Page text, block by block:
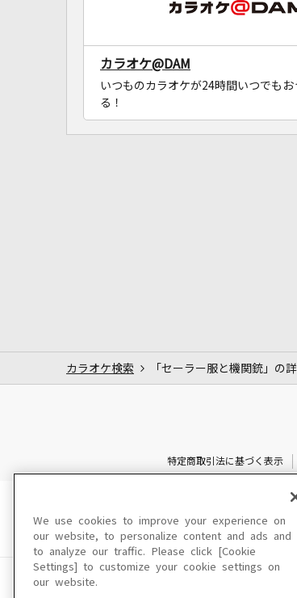
カラオケ@DAM
いつものカラオケが24時間いつでもお
る！
カラオケ検索 「セーラー服と機関銃」の
特定商取引法に基づく表示
このサイトに掲載されてい
We use cookies to improve your experience on
our website, to personalize content and ads and
to analyze our traffic. Please click [Cookie
Settings] to customize your cookie settings on
our website.